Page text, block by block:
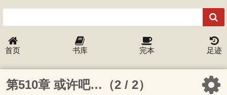
首页 书库 完本 足迹
第510章 或许吧…（2 / 2）